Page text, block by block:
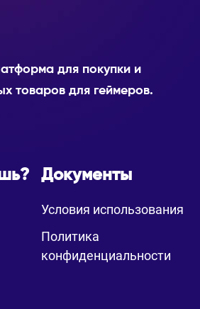
для покупки и
товаров для геймеров.
Документы
Условия использования
Политика
конфиденциальности